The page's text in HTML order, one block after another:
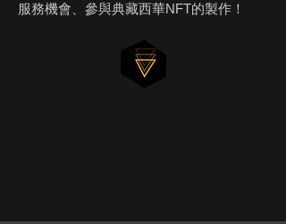
服務機會、參與典藏西華NFT的製作！